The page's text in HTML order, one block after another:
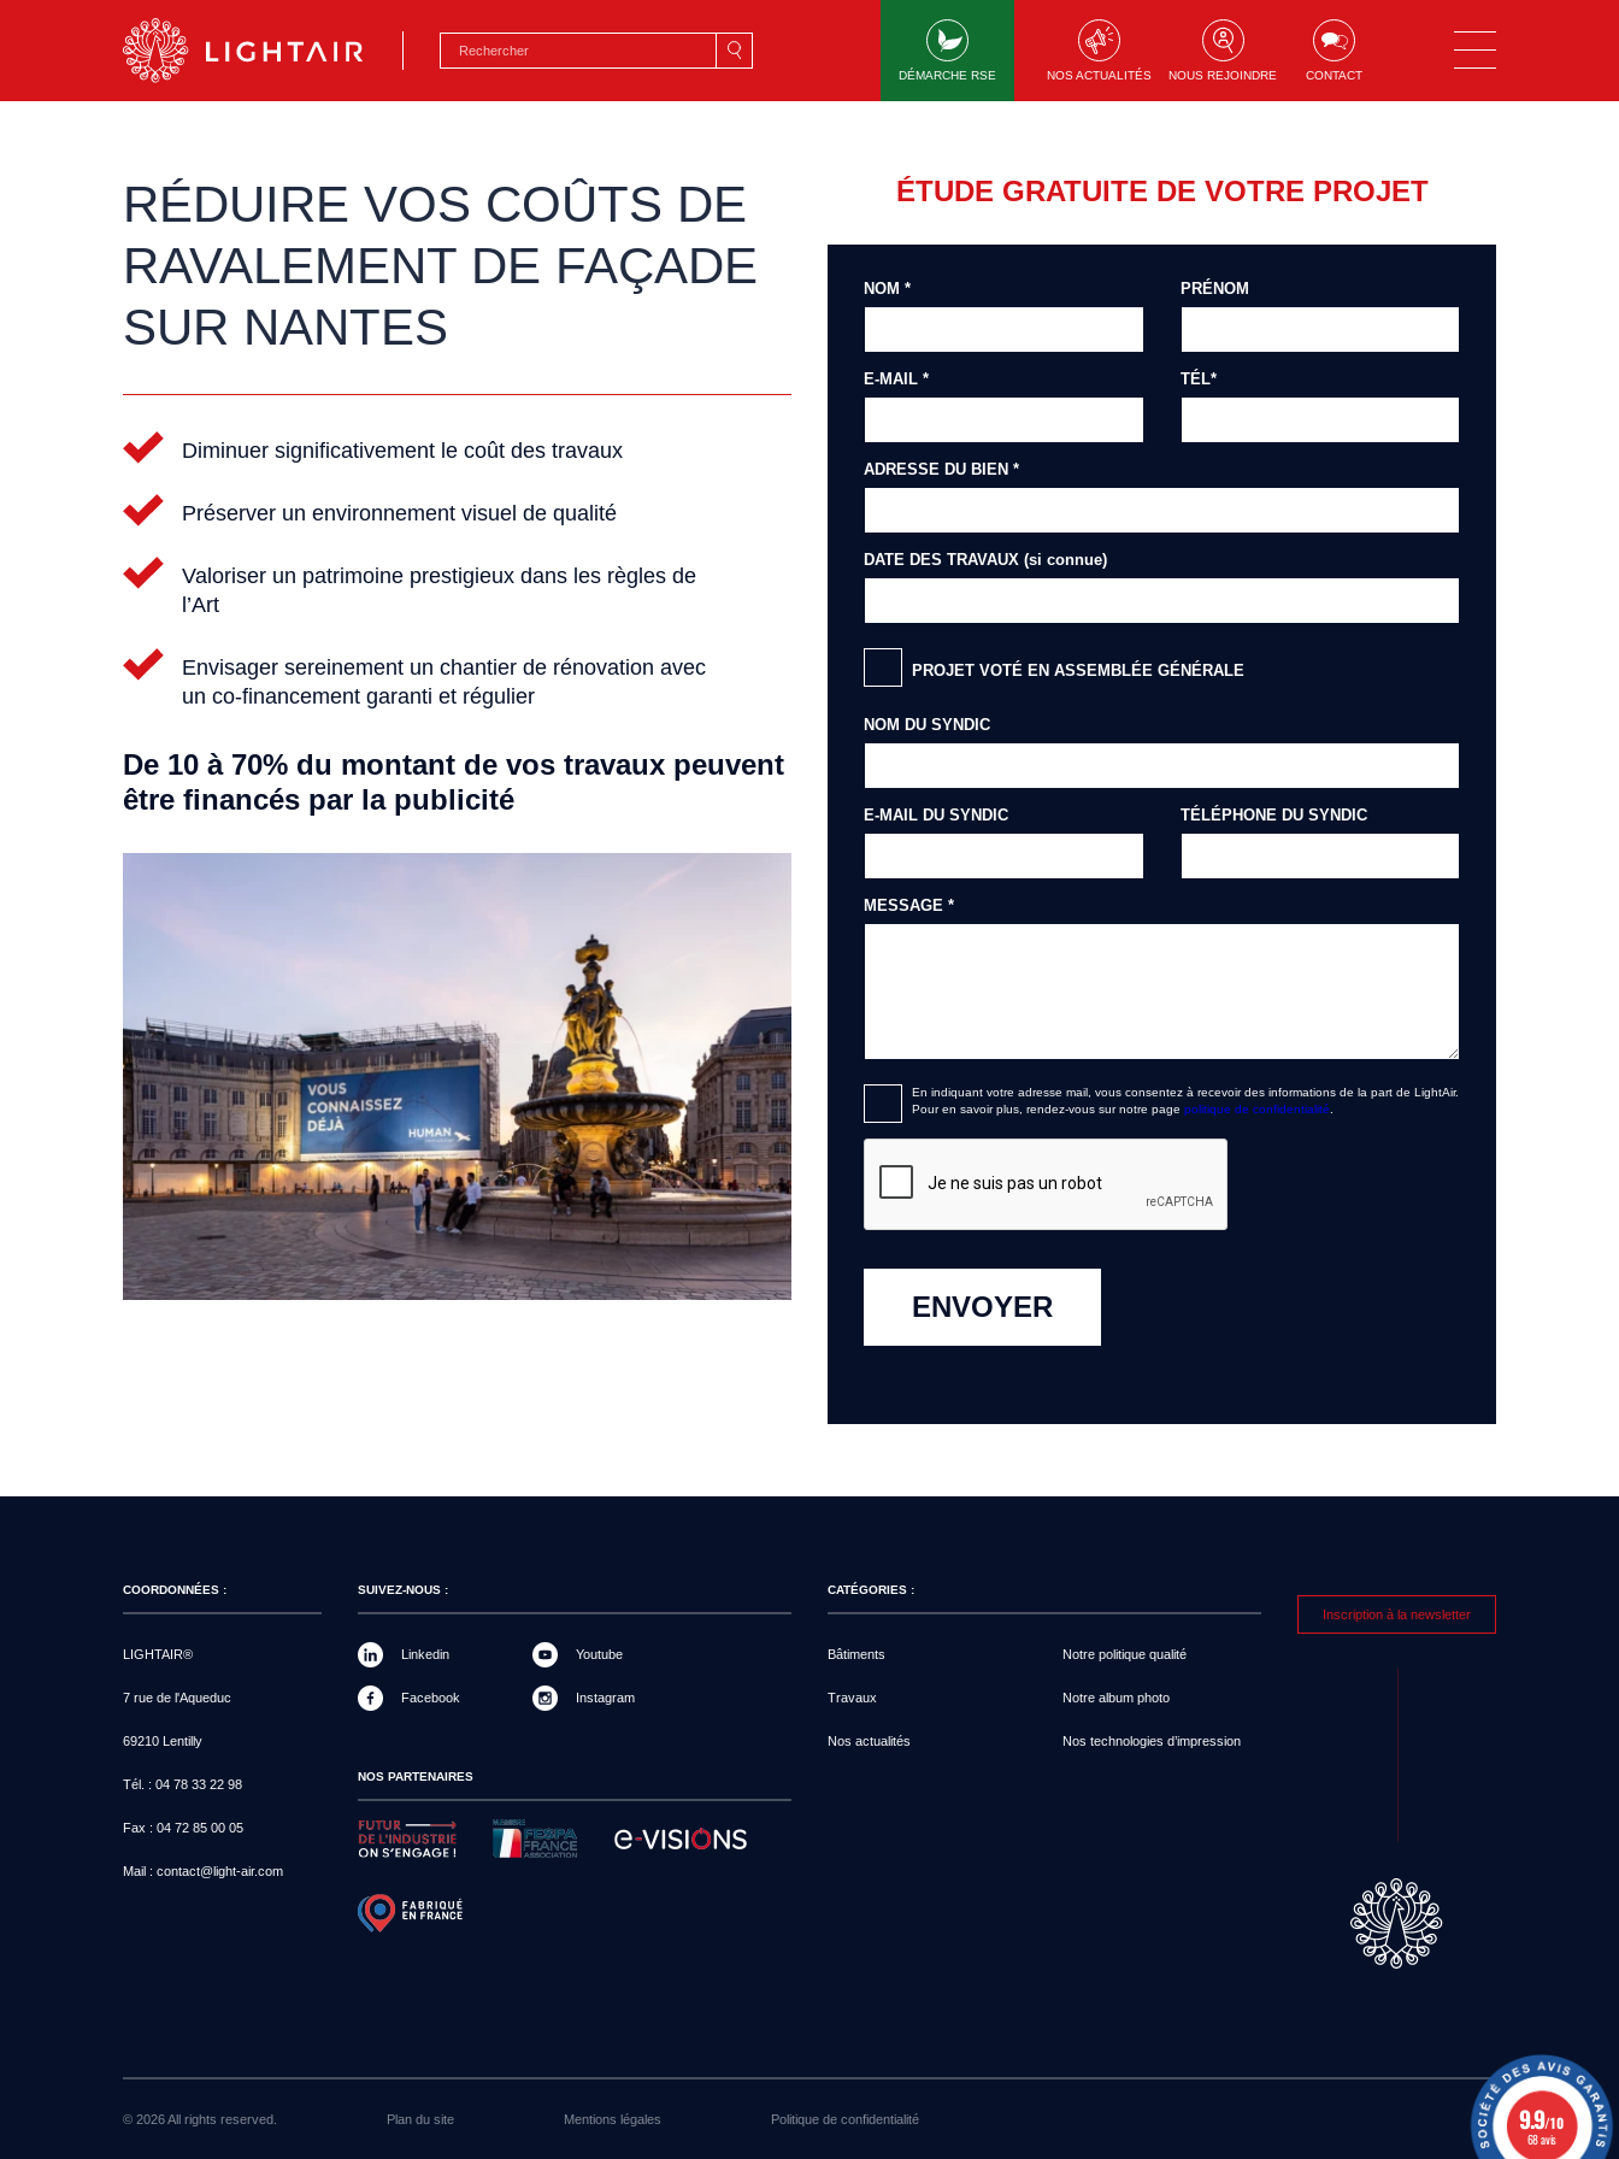
Aller au contenu
DÉMARCHE RSE NOS ACTUALITÉS NOUS REJOINDRE CONTACT
RÉDUIRE VOS COÛTS DE
RAVALEMENT DE FAÇADE
SUR NANTES
Diminuer significativement le coût des travaux
Préserver un environnement visuel de qualité
Valoriser un patrimoine prestigieux dans les règles de
l’Art
Envisager sereinement un chantier de rénovation avec
un co-financement garanti et régulier
De 10 à 70% du montant de vos travaux peuvent
être financés par la publicité
ÉTUDE GRATUITE DE VOTRE PROJET
NOM * PRÉNOM
E-MAIL * TÉL*
ADRESSE DU BIEN *
DATE DES TRAVAUX (si connue)
PROJET VOTÉ EN ASSEMBLÉE GÉNÉRALE
NOM DU SYNDIC
E-MAIL DU SYNDIC TÉLÉPHONE DU SYNDIC
MESSAGE *
En indiquant votre adresse mail, vous consentez à recevoir des informations de la part de LightAir.
Pour en savoir plus, rendez-vous sur notre page politique de confidentialité
ENVOYER
COORDONNÉES :
LIGHTAIR®
7 rue de l'Aqueduc
69210 Lentilly
Tél. : 04 78 33 22 98
Fax : 04 72 85 00 05
Mail : contact@light-air.com
SUIVEZ-NOUS :
Linkedin
Facebook
Youtube
Instagram
NOS PARTENAIRES
CATÉGORIES :
Bâtiments
Travaux
Nos actualités
Notre politique qualité
Notre album photo
Nos technologies d’impression
Inscription à la newsletter
© 2026 All rights reserved. Plan du site Mentions légales Politique de confidentialité 9.9/10
68 avis